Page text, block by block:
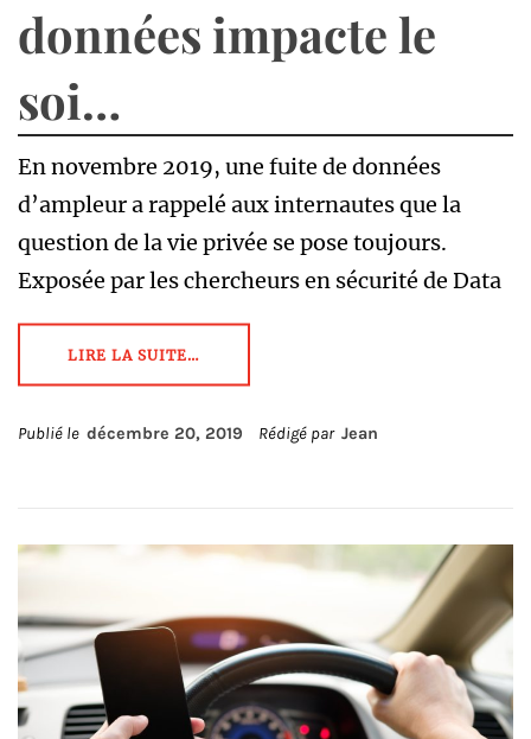
données impacte le
soi…
En novembre 2019, une fuite de données
d’ampleur a rappelé aux internautes que la
question de la vie privée se pose toujours.
Exposée par les chercheurs en sécurité de Data
LIRE LA SUITE…
Publié le décembre 20, 2019 Rédigé par Jean